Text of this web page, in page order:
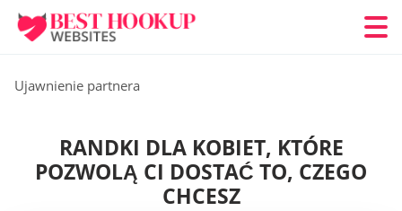
Ujawnienie partnera
RANDKI DLA KOBIET, KTÓRE
POZWOLĄ CI DOSTAĆ TO, CZEGO
CHCESZ